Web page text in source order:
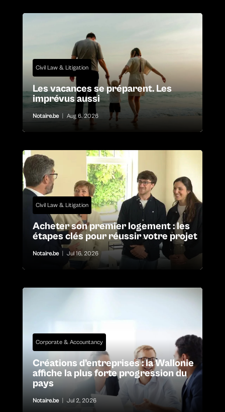
Civil Law & Litigation
Les vacances se préparent. Les
imprévus aussi
Notaire.be Aug 6, 2026
Civil Law & Litigation
Acheter son premier logement : les
étapes clés pour réussir votre projet
Notaire.be Jul 16, 2026
Corporate & Accountancy
Créations d’entreprises : la Wallonie
affiche la plus forte progression du
pays
Notaire.be Jul 2, 2026